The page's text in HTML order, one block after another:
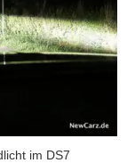
im DS7